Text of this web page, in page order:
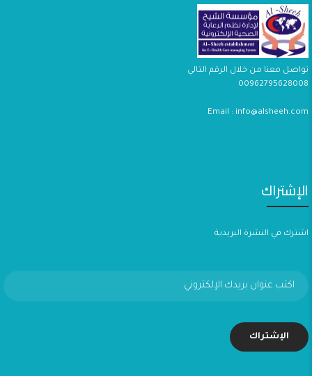
تواصل معنا من خلال الرقم التالي
00962795628008
Email : info@alsheeh.com
الإشتراك
اشترك في النشرة البريدية